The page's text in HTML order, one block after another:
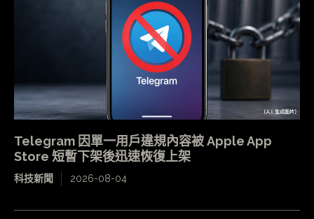
Telegram 因單一用戶違規內容被 Apple App
Store 短暫下架後迅速恢復上架
科技新聞 2026-08-04